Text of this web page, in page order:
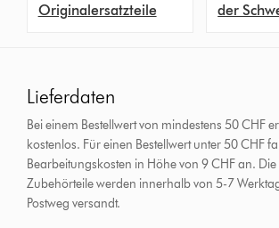
Originalersatzteile
der
Lieferdaten
Bei einem Bestellwert von mindestens 50 CHF
kostenlos. Für einen Bestellwert unter 50 CHF
Bearbeitungskosten in Höhe von 9 CHF an.
Zubehörteile werden innerhalb von 5-7
Postweg versandt.